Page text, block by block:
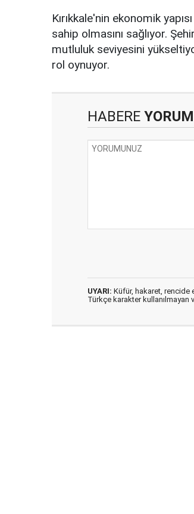
Kırıkkale'nin ekonomik
sahip olmasını sağlıyor.
mutluluk seviyesini
rol oynuyor.
HABERE
UYARI: Küfür, hakaret, rencide
Türkçe karakter kullanılmayan